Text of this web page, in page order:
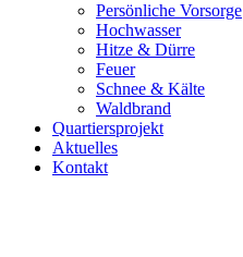
Persönliche Vorsorge
Hochwasser
Hitze & Dürre
Feuer
Schnee & Kälte
Waldbrand
Quartiersprojekt
Aktuelles
Kontakt